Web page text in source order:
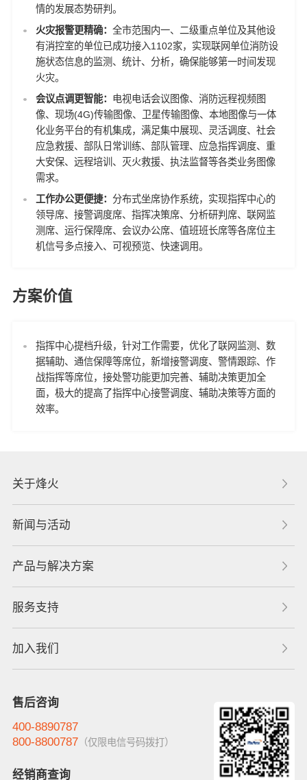
情的发展态势研判。
火灾报警更精确：全市范围内一、二级重点单位及其他设
有消控室的单位已成功接入1102家，实现联网单位消防设
施状态信息的监测、统计、分析，确保能够第一时间发现
火灾。
会议点调更智能： 电视电话会议图像、消防远程视频图
像、现场(4G)传输图像、卫星传输图像、本地图像与一体
化业务平台的有机集成，满足集中展现、灵活调度、社会
应急救援、部队日常训练、部队管理、应急指挥调度、重
大安保、远程培训、灭火救援、执法监督等各类业务图像
需求。
工作办公更便捷：分布式坐席协作系统，实现指挥中心的
领导席、接警调度席、指挥决策席、分析研判席、联网监
测席、运行保障席、会议办公席、值班班长席等各席位主
机信号多点接入、可视预览、快速调用。
方案价值
指挥中心提档升级，针对工作需要，优化了联网监测、数
据辅助、通信保障等席位，新增接警调度、警情跟踪、作
战指挥等席位，接处警功能更加完善、辅助决策更加全
面，极大的提高了指挥中心接警调度、辅助决策等方面的
效率。
关于烽火
新闻与活动
产品与解决方案
服务支持
加入我们
售后咨询
400-8890787
800-8800787（仅限电信号码拨打）
经销商查询